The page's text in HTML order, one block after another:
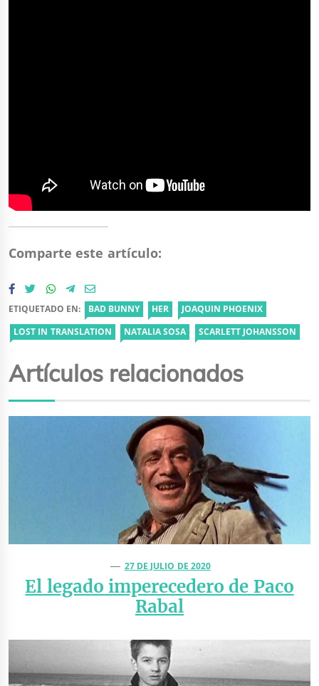
Comparte este artículo:
ETIQUETADO EN: BAD BUNNY HER
JOAQUIN PHOENIX
LOST IN TRANSLATION
NATALIA SOSA SCARLETT JOHANSSON
Artículos relacionados
27 DE JULIO DE 2020
El legado imperecedero de Paco
Rabal